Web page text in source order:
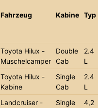
Fahrzeug Kabine Typ
Toyota Hilux -
Muschelcamper
Double
Cab
2.4
L
Toyota Hilux -
Kabine
Single
Cab
2.4
L
Landcruiser -
Single
4,2